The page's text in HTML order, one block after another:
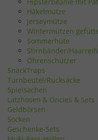
Häkelmütze
Jerseymütze
Wintermützen
Sommerhüte
Stirnbänder/
Ohrenschützer
SnackTraps
Turnbeutel/Rucksäcke
Spielsachen
Latzhosen & Oncies & Sets
Geldbörsen
Socken
Geschenke-Sets